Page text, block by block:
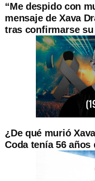
“Me despido con
mensaje de Xava
tras confirmarse
¿De qué murió
Coda tenía 56 años